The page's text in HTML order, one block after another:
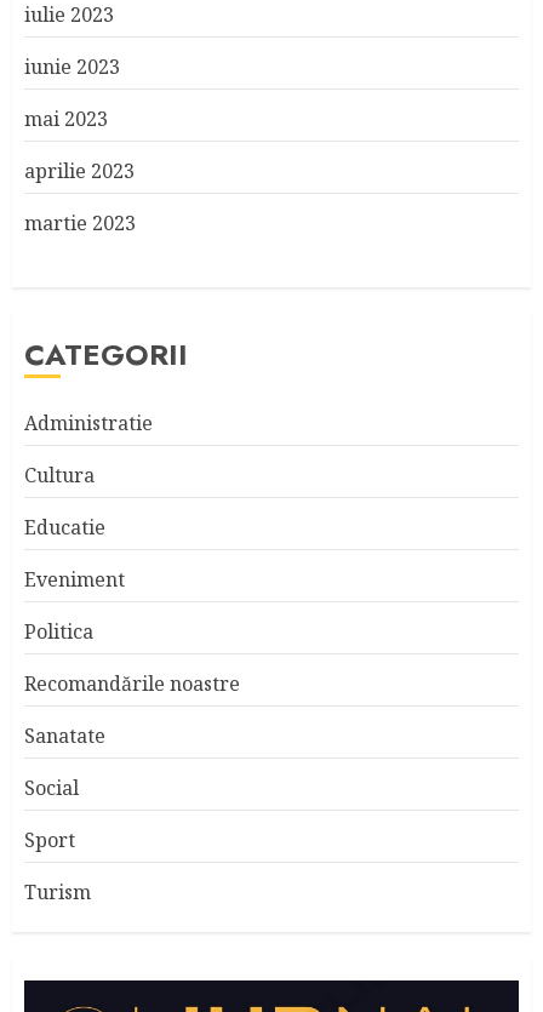
iulie 2023
iunie 2023
mai 2023
aprilie 2023
martie 2023
CATEGORII
Administratie
Cultura
Educatie
Eveniment
Politica
Recomandările noastre
Sanatate
Social
Sport
Turism